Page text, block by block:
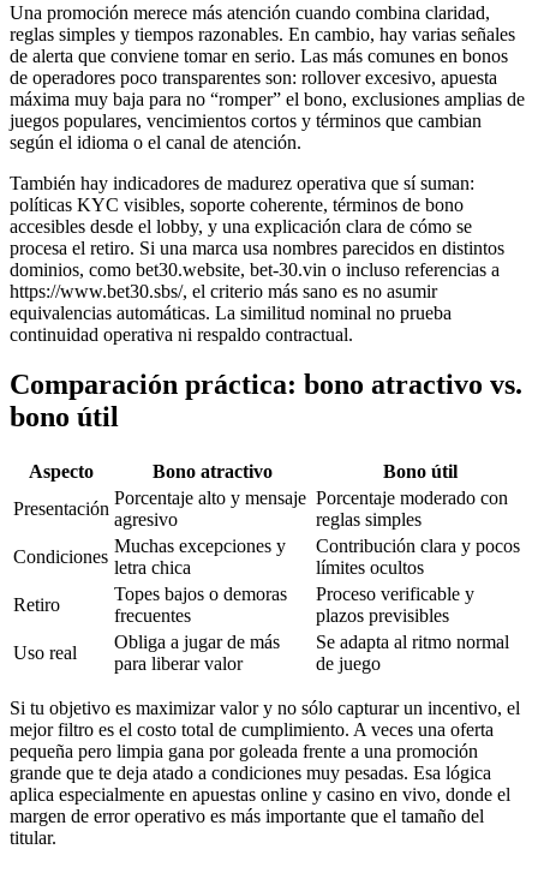
Una promoción merece más atención cuando combina claridad,
reglas simples y tiempos razonables. En cambio, hay varias señales
de alerta que conviene tomar en serio. Las más comunes en bonos
de operadores poco transparentes son: rollover excesivo, apuesta
máxima muy baja para no “romper” el bono, exclusiones amplias de
juegos populares, vencimientos cortos y términos que cambian
según el idioma o el canal de atención.
También hay indicadores de madurez operativa que sí suman:
políticas KYC visibles, soporte coherente, términos de bono
accesibles desde el lobby, y una explicación clara de cómo se
procesa el retiro. Si una marca usa nombres parecidos en distintos
dominios, como bet30.website, bet-30.vin o incluso referencias a
https://www.bet30.sbs/, el criterio más sano es no asumir
equivalencias automáticas. La similitud nominal no prueba
continuidad operativa ni respaldo contractual.
Comparación práctica: bono atractivo vs.
bono útil
Aspecto Bono atractivo
Bono útil
Presentación
Porcentaje alto y mensaje
agresivo
Porcentaje moderado con
reglas simples
Condiciones
Muchas excepciones y
letra chica
Contribución clara y pocos
límites ocultos
Retiro
Topes bajos o demoras
frecuentes
Proceso verificable y
plazos previsibles
Uso real
Obliga a jugar de más
para liberar valor
Se adapta al ritmo normal
de juego
Si tu objetivo es maximizar valor y no sólo capturar un incentivo, el
mejor filtro es el costo total de cumplimiento. A veces una oferta
pequeña pero limpia gana por goleada frente a una promoción
grande que te deja atado a condiciones muy pesadas. Esa lógica
aplica especialmente en apuestas online y casino en vivo, donde el
margen de error operativo es más importante que el tamaño del
titular.